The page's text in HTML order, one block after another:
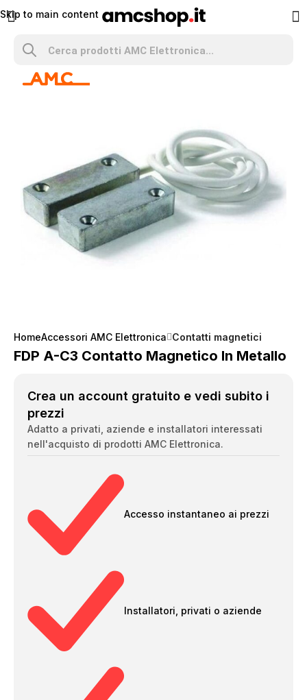
Skip to main content
HomeAccessori AMC Elettronica Contatti magnetici
FDP A-C3 Contatto Magnetico In Metallo
Crea un account gratuito e vedi subito i
prezzi
Adatto a privati, aziende e installatori interessati
nell'acquisto di prodotti AMC Elettronica.
Accesso instantaneo ai prezzi
Installatori, privati o aziende